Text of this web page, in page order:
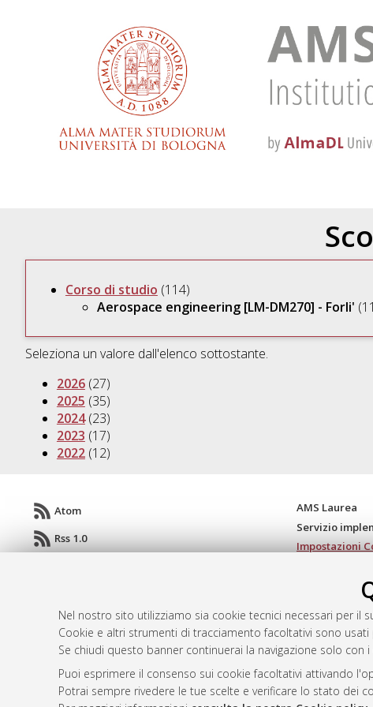
Nel nostro sito utilizziamo sia cookie tecnici necessari per
Cookie e altri strumenti di tracciamento facoltativi sono
Se chiudi questo banner continuerai la navigazione solo con
Puoi esprimere il consenso sui cookie facoltativi attivando
Potrai sempre rivedere le tue scelte e verificare lo stato dei
Corso di studio (114)
Aerospace engineering [LM-DM270] - Forli'
Seleziona un valore dall'elenco sottostante.
2026(27)
2025 (35)
2024(23)
2023 (17)
2022(12)
Atom
Rss 1.0
AMS Laurea
Servizio
Impostazioni
Condizioni
© ALMA MATER STUDIORUM - Università di